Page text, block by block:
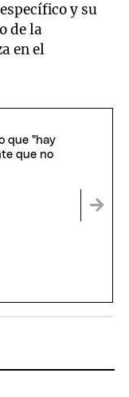
y su
de la
en el
que "hay
que no